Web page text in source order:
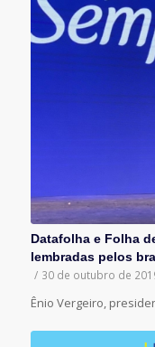
Datafolha e Folha
lembradas pelos
/ 30 de outubro de
Ênio Vergeiro,